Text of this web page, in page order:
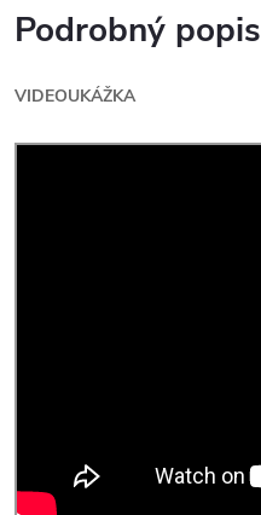
Podrobný popis
VIDEOUKÁŽKA